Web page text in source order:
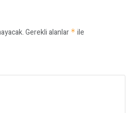
Gerekli alanlar * ile